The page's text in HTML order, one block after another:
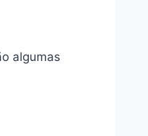
algumas